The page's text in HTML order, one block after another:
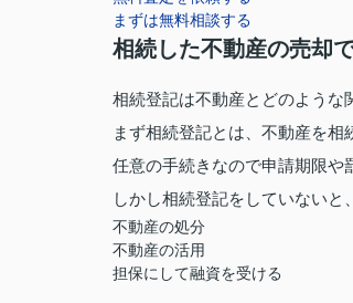
まずは無料相談する
相続した不動産の売却
相続登記は不動産とどのような
まず相続登記とは、不動産を相
任意の手続きなので申請期限や
しかし相続登記をしていないと
不動産の処分
不動産の活用
担保にして融資を受ける